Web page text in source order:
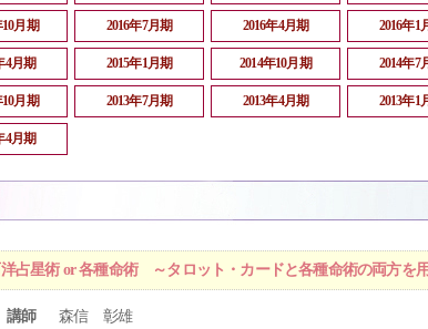
10月期 2016年7月期 2016年4月期 2016年1
4月期 2015年1月期 2014年10月期 2014年7
10月期 2013年7月期 2013年4月期 2013年1
4月期
占星術 or 各種命術 ～タロット・カードと各種命術の両方を
講師
森信 彰雄